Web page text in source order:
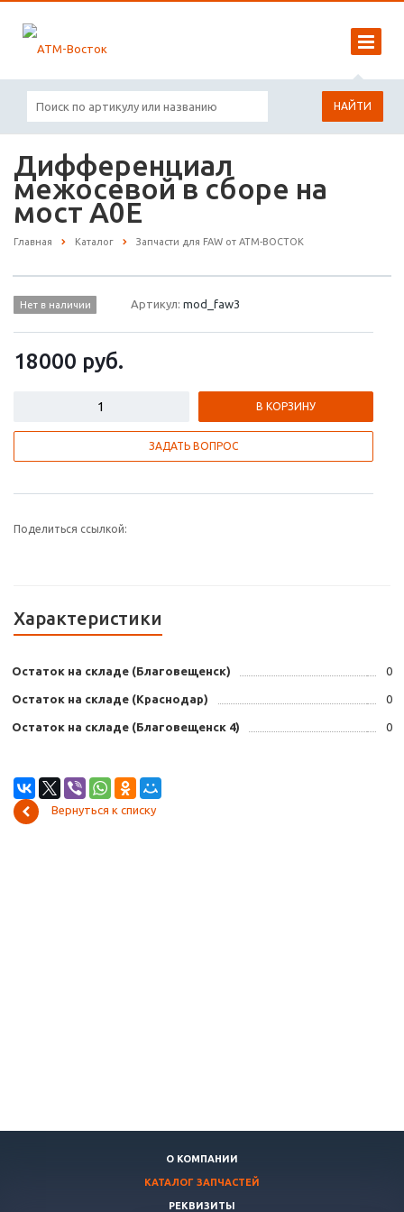
НАЙТИ
Дифференциал
межосевой в сборе на
мост A0E
Главная Каталог Запчасти для FAW от АТМ-ВОСТОК
Нет в наличии Артикул:mod_faw3
18000 руб.
В КОРЗИНУ
ЗАДАТЬ ВОПРОС
Поделиться ссылкой:
Характеристики
Остаток на складе (Благовещенск) 0
Остаток на складе (Краснодар) 0
Остаток на складе (Благовещенск 4) 0
Вернуться к списку
О КОМПАНИИ
КАТАЛОГ ЗАПЧАСТЕЙ
РЕКВИЗИТЫ